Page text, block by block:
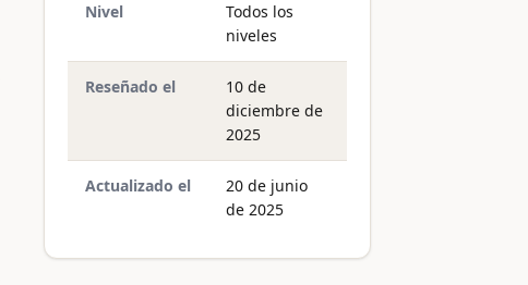
Nivel
Todos los
niveles
Reseñado el
10 de
diciembre de
2025
Actualizado el
20 de junio
de 2025